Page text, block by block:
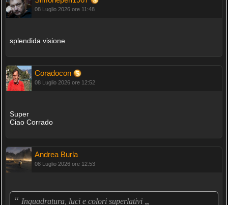
08 Luglio 2026 ore 11:48
splendida visione
Coradocon
08 Luglio 2026 ore 12:52
Super
Ciao Corrado
Andrea Burla
08 Luglio 2026 ore 12:53
“ Inquadratura, luci e colori superlativi „